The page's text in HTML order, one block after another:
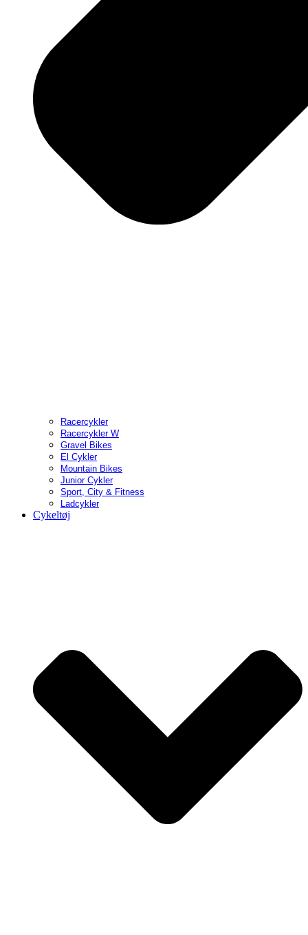
Racercykler
Racercykler W
Gravel Bikes
El Cykler
Mountain Bikes
Junior Cykler
Sport, City & Fitness
Ladcykler
Cykeltøj